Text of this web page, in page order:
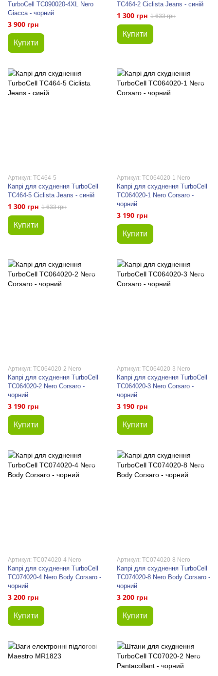
TurboCell TC090020-4XL Nero
Giacca - чорний
3 900 грн
Купити
TC464-2 Ciclista Jeans - синій
1 300 грн 1 633 грн
Купити
Артикул: TC464-5
Капрі для схуднення TurboCell
TC464-5 Ciclista Jeans - синій
1 300 грн 1 633 грн
Купити
Артикул: TC064020-1 Nero
Капрі для схуднення TurboCell
TC064020-1 Nero Corsaro -
чорний
3 190 грн
Купити
Артикул: TC064020-2 Nero
Капрі для схуднення TurboCell
TC064020-2 Nero Corsaro -
чорний
3 190 грн
Купити
Артикул: TC064020-3 Nero
Капрі для схуднення TurboCell
TC064020-3 Nero Corsaro -
чорний
3 190 грн
Купити
Артикул: TC074020-4 Nero
Капрі для схуднення TurboCell
TC074020-4 Nero Body Corsaro -
чорний
3 200 грн
Купити
Артикул: TC074020-8 Nero
Капрі для схуднення TurboCell
TC074020-8 Nero Body Corsaro -
чорний
3 200 грн
Купити